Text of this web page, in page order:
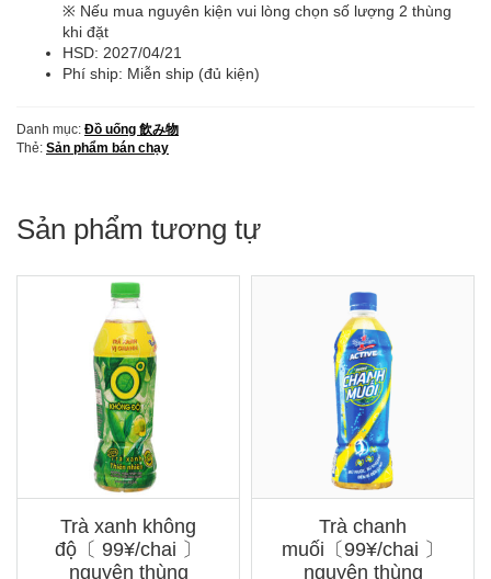
ン
フ
バ
ー
lượng
※ Nếu mua nguyên kiện vui lòng chọn số lượng 2 thùng
khi đặt
HSD: 2027/04/21
Phí ship: Miễn ship (đủ kiện)
Danh mục: Đồ uống 飲み物
Thẻ: Sản phẩm bán chạy
Sản phẩm tương tự
Trà xanh không
độ〔 99¥/chai 〕
nguyên thùng
Trà chanh
muối〔99¥/chai 〕
nguyên thùng